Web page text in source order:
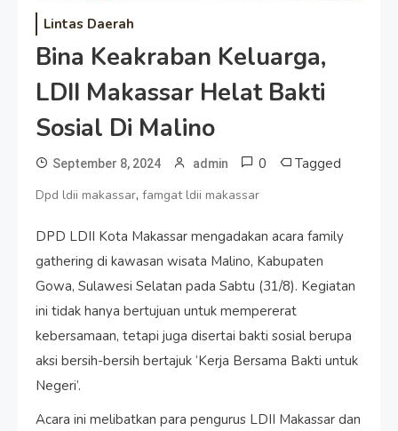
Lintas Daerah
Bina Keakraban Keluarga,
LDII Makassar Helat Bakti
Sosial Di Malino
September 8, 2024 admin 0 Tagged
Dpd ldii makassar, famgat ldii makassar
DPD LDII Kota Makassar mengadakan acara family
gathering di kawasan wisata Malino, Kabupaten
Gowa, Sulawesi Selatan pada Sabtu (31/8). Kegiatan
ini tidak hanya bertujuan untuk mempererat
kebersamaan, tetapi juga disertai bakti sosial berupa
aksi bersih-bersih bertajuk ‘Kerja Bersama Bakti untuk
Negeri’.
Acara ini melibatkan para pengurus LDII Makassar dan